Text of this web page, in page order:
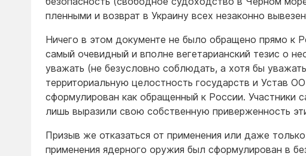
пленными и возврат в Украину всех незаконно
Ничего в этом документе не было обращено прямо к
самый очевидный и вполне вегетарианский тезис о
уважать (не безусловно соблюдать, а хотя бы
территориальную целостность государств и Устав
сформулирован как обращенный к России. Участники
лишь выразили свою собственную приверженность
Призыв же отказаться от применения или даже
применения ядерного оружия был сформулирован в